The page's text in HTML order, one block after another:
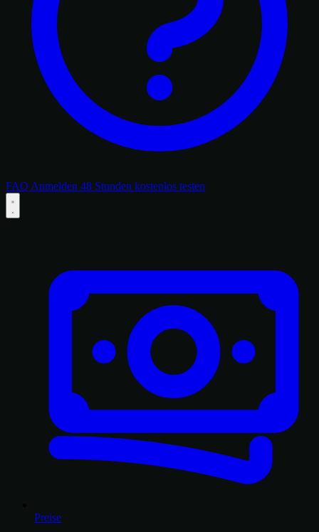
FAQ Anmelden 48 Stunden kostenlos testen
Preise